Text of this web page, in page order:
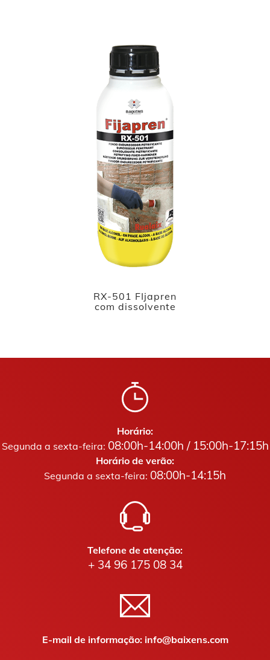
RX-501 FIjapren
com dissolvente
Horário:
Segunda a sexta-feira: 08:00h-14:00h / 15:00h-17:15h
Horário de verão:
Segunda a sexta-feira: 08:00h-14:15h
Telefone de atenção:
+ 34 96 175 08 34
E-mail de informação: info@baixens.com